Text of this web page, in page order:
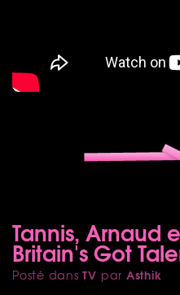
Tannis, Arnaud
Britain's Got
Posté dansTV par Asthik